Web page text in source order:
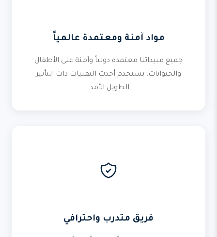
مواد آمنة ومعتمدة عالمياً
جميع مبيداتنا معتمدة دولياً وآمنة على الأطفال
والحيوانات. نستخدم أحدث التقنيات ذات التأثير
الطويل الأمد.
فريق متدرب واحترافي